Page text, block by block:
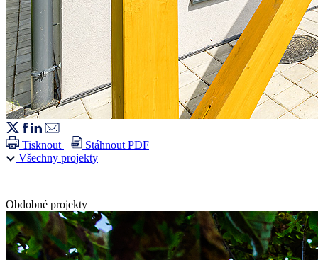
Tisknout
Stáhnout PDF
Všechny projekty
Obdobné projekty